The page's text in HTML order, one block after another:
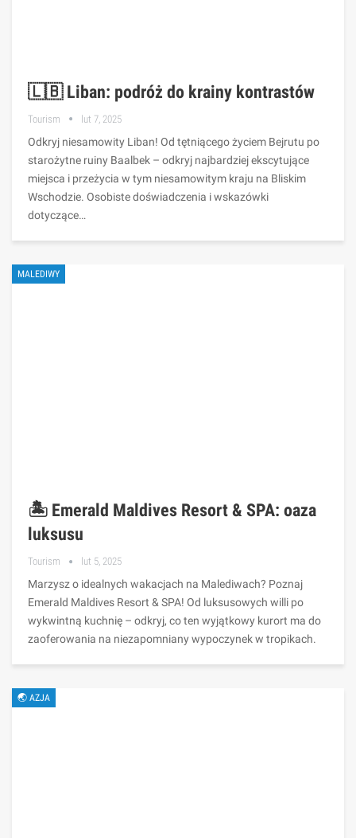
🇱🇧 Liban: podróż do krainy kontrastów
Tourism lut 7, 2025
Odkryj niesamowity Liban! Od tętniącego życiem Bejrutu po
starożytne ruiny Baalbek – odkryj najbardziej ekscytujące
miejsca i przeżycia w tym niesamowitym kraju na Bliskim
Wschodzie. Osobiste doświadczenia i wskazówki
dotyczące…
MALEDIWY
🏝️ Emerald Maldives Resort & SPA: oaza
luksusu
Tourism lut 5, 2025
Marzysz o idealnych wakacjach na Malediwach? Poznaj
Emerald Maldives Resort & SPA! Od luksusowych willi po
wykwintną kuchnię – odkryj, co ten wyjątkowy kurort ma do
zaoferowania na niezapomniany wypoczynek w tropikach.
🌏 AZJA